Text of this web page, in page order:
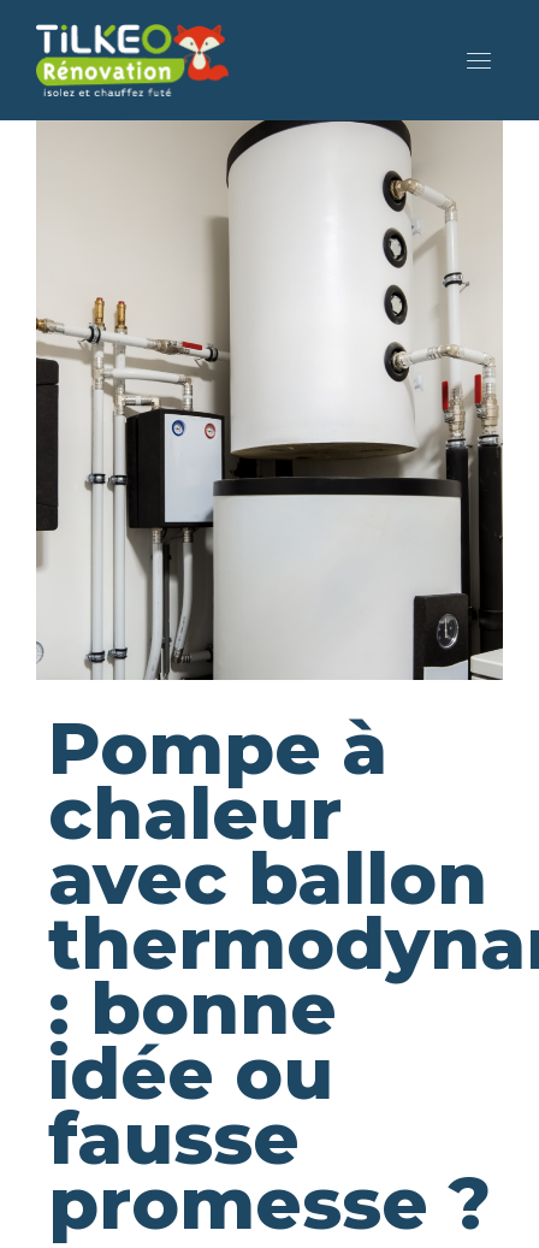
Pompe à
chaleur
avec ballon
: bonne
idée ou
fausse
promesse ?